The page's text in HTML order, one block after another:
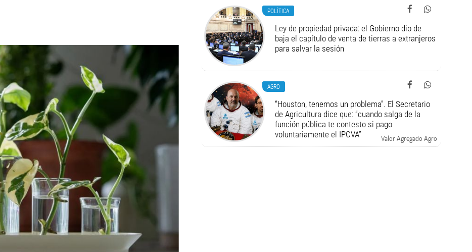
POLÍTICA
Ley de propiedad privada: el Gobierno dio de
baja el capítulo de venta de tierras a extranjeros
para salvar la sesión
AGRO
“Houston, tenemos un problema”. El Secretario
de Agricultura dice que: “cuando salga de la
función pública te contesto si pago
voluntariamente el IPCVA”
Valor Agregado Agro